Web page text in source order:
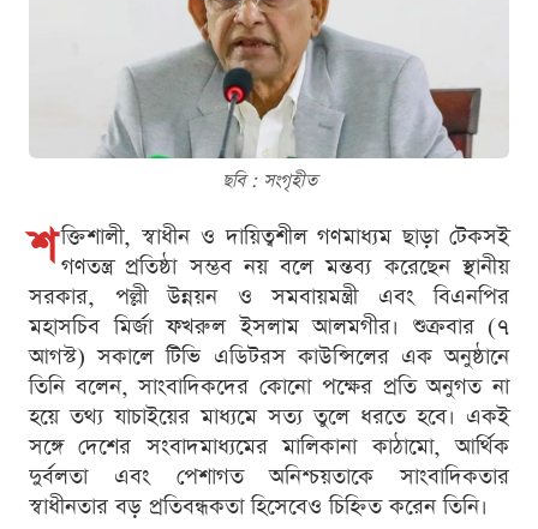
ছবি : সংগৃহীত
শ ক্তিশালী, স্বাধীন ও দায়িত্বশীল গণমাধ্যম ছাড়া টেকসই
গণতন্ত্র প্রতিষ্ঠা সম্ভব নয় বলে মন্তব্য করেছেন স্থানীয়
সরকার, পল্লী উন্নয়ন ও সমবায়মন্ত্রী এবং বিএনপির
মহাসচিব মির্জা ফখরুল ইসলাম আলমগীর। শুক্রবার (৭
আগস্ট) সকালে টিভি এডিটরস কাউন্সিলের এক অনুষ্ঠানে
তিনি বলেন, সাংবাদিকদের কোনো পক্ষের প্রতি অনুগত না
হয়ে তথ্য যাচাইয়ের মাধ্যমে সত্য তুলে ধরতে হবে। একই
সঙ্গে দেশের সংবাদমাধ্যমের মালিকানা কাঠামো, আর্থিক
দুর্বলতা এবং পেশাগত অনিশ্চয়তাকে সাংবাদিকতার
স্বাধীনতার বড় প্রতিবন্ধকতা হিসেবেও চিহ্নিত করেন তিনি।